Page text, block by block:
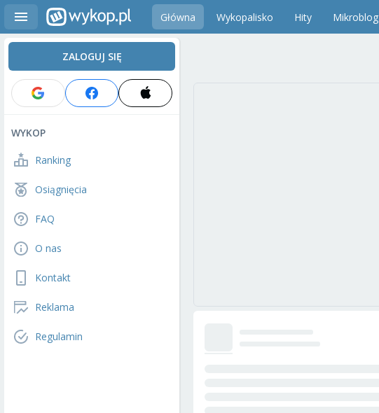
Główna Wykopalisko Hity Mikroblog
ZALOGUJ SIĘ
WYKOP
Ranking
Osiągnięcia
FAQ
O nas
Kontakt
Reklama
Regulamin